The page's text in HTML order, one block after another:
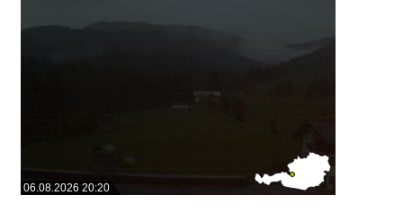
06.08.2026 20:20